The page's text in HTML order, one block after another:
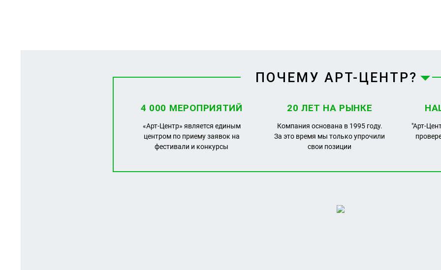
ПОЧЕМУ АРТ-ЦЕНТР?
4 000 МЕРОПРИЯТИЙ
«Арт-Центр» является единым
центром по приему заявок на
фестивали и конкурсы
20 ЛЕТ НА РЫНКЕ
Компания основана в 1995 году.
За это время мы только упрочили
свои позиции
"Арт-